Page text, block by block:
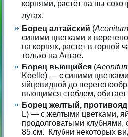
корнями, растёт на вы
лугах.
Борец алтайский (
синими цветками и
на корнях, растет в горной
только на Алтае.
Борец вьющийся (
Koelle) — с синими
яйцевидной до
вьющимся стеблем,
Борец желтый,
L) — с желтыми цветками,
продолговатыми
85 см. Клубни некоторых